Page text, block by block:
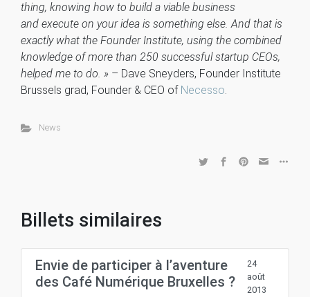
thing, knowing how to build a viable business
and execute on your idea is something else. And that is
exactly what the Founder Institute, using the combined
knowledge of more than 250 successful startup CEOs,
helped me to do. » – Dave Sneyders, Founder Institute
Brussels grad, Founder & CEO of Necesso.
News
Billets similaires
Envie de participer à l’aventure
des Café Numérique Bruxelles ?
24
août
2013